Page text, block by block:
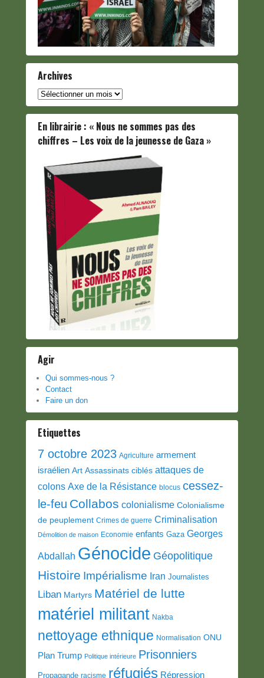
Archives
Archives
En librairie : « Nous ne sommes pas des
chiffres – Les voix de la jeunesse de Gaza »
Agir
Qui sommes-nous ?
Contact
Faire un don
Etiquettes
7 octobre 2023 Agriculture armement
israélien Art Assassinats ciblés attaques de
colons Axe de la Résistance blocus cessez-
le-feu Collabos colonialisme Colonialisme
de peuplement Crimes de guerre Criminalisation
Démolition de maison Economie enfants Gaza Georges
Abdallah Génocide Géopolitique
Histoire Impérialisme Iran Journalistes
Liban Martyrs Matériel de lutte
matériel militant Nakba
nettoyage ethnique Normalisation ONU
Plan Trump Politique intérieure Prisonniers
Propagande racisme réfugiés Répression